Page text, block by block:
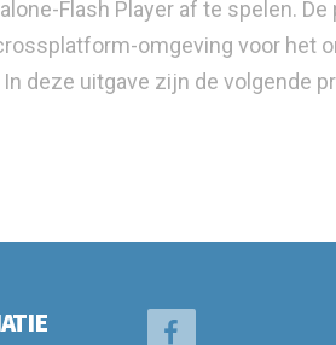
Flash Player af te spelen.
omgeving voor het
deze uitgave zijn de volgende